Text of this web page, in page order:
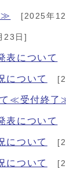
≫ [2025年
23日]
表について
について
て≪受付終了
表について
について
について